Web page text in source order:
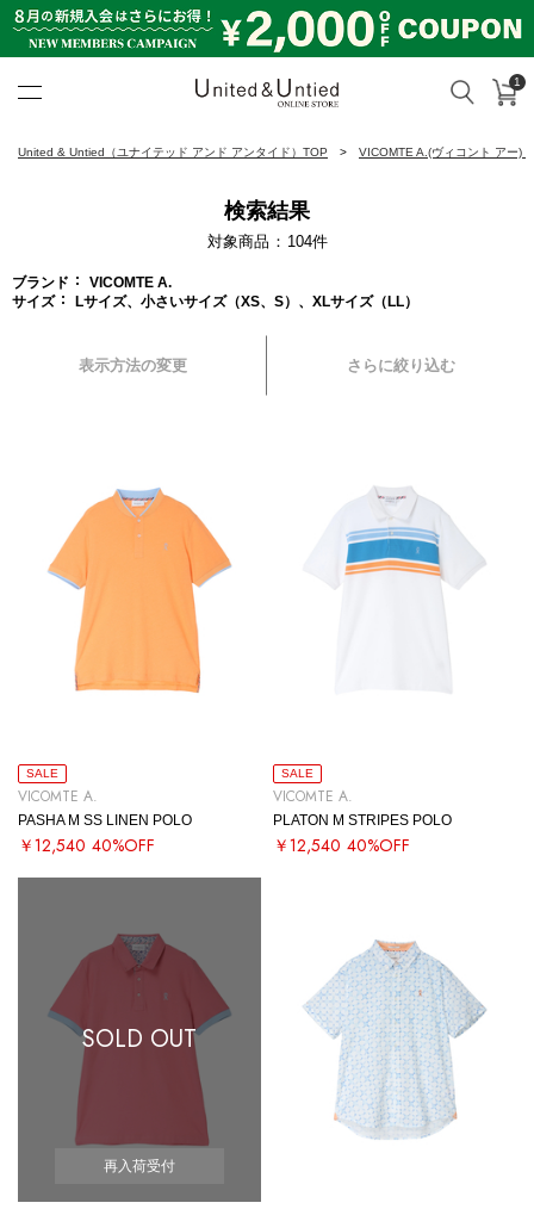
検索 カ
1
United & Untied（ユナイテッド アンド アンタイド）TOP VICOMTE A.(ヴィコント アー)
検索結果
対象商品 104件
ブランド
VICOMTE A.
サイズ
Lサイズ、小さいサイズ（XS、S）、XLサイズ（LL）
表示方法の変更 さらに絞り込む
SALE
VICOMTE A.
PASHA M SS LINEN POLO
￥12,540 40%OFF
SALE
VICOMTE A.
PLATON M STRIPES POLO
￥12,540 40%OFF
SOLD OUT
再入荷受付